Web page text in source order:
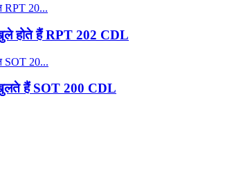
होते हैं RPT 202 CDL
हैं SOT 200 CDL